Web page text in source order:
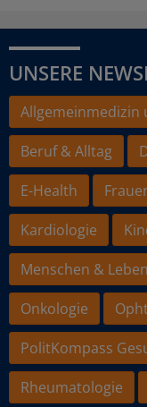
UNSERE
Allgemeinmedizin
Beruf & Alltag
E-Health
Kardiologie
Menschen & Leben
Onkologie
PolitKompass
Rheumatologie